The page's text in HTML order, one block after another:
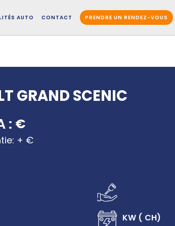
AUTO CONTACT PRENDRE UN RENDEZ-VOUS
GRAND SCENIC
: €
+ €
KW ( CH)